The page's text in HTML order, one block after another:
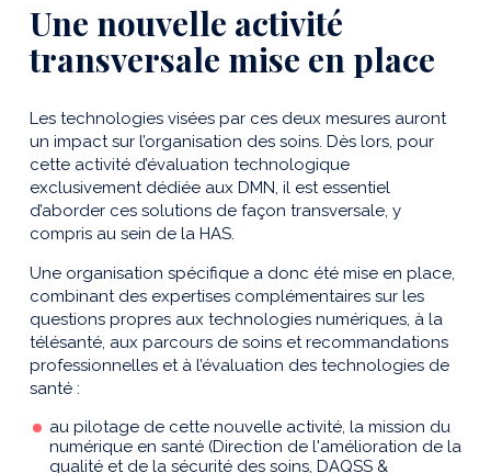
Une nouvelle activité
transversale mise en place
Les technologies visées par ces deux mesures auront
un impact sur l’organisation des soins. Dès lors, pour
cette activité d’évaluation technologique
exclusivement dédiée aux DMN, il est essentiel
d’aborder ces solutions de façon transversale, y
compris au sein de la HAS.
Une organisation spécifique a donc été mise en place,
combinant des expertises complémentaires sur les
questions propres aux technologies numériques, à la
télésanté, aux parcours de soins et recommandations
professionnelles et à l’évaluation des technologies de
santé :
au pilotage de cette nouvelle activité, la mission du
numérique en santé (Direction de l'amélioration de la
qualité et de la sécurité des soins, DAQSS &